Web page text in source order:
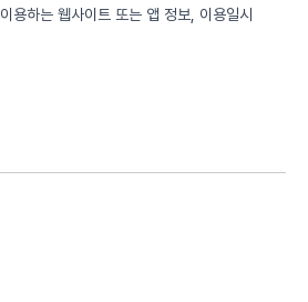
이용하는 웹사이트 또는 앱 정보, 이용일시